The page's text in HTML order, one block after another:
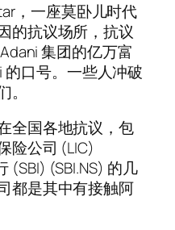
，一座莫卧儿时代
的抗议场所，抗议
集团的亿万富
的口号。一些人冲破
全国各地抗议，包
险公司 (LIC)
(SBI) (SBI.NS) 的几
都是其中有接触阿